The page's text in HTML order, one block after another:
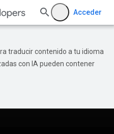
Acceder
traducir contenido a tu idioma
con IA pueden contener